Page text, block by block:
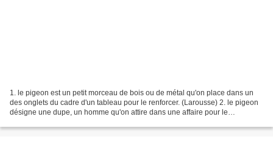
1. le pigeon est un petit morceau de bois ou de métal qu'on place dans un
des onglets du cadre d'un tableau pour le renforcer. (Larousse) 2. le pigeon
désigne une dupe, un homme qu'on attire dans une affaire pour le